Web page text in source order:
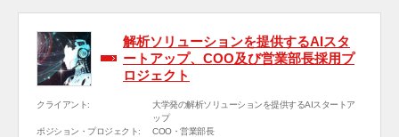
解析ソリューションを提供するAIスタ
ートアップ、COO及び営業部長採用プ
ロジェクト
クライアント:
大学発の解析ソリューションを提供するAIスタートア
ップ
ポジション・プロジェクト:
COO・営業部長